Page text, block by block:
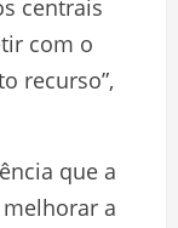
centrais
com o
recurso”,
que a
a